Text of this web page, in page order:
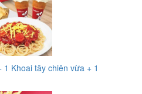
1 Khoai tây chiên vừa + 1